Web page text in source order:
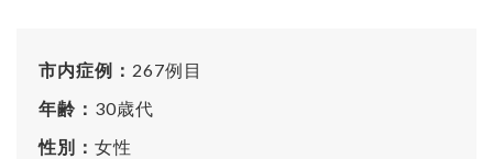
市内症例： 267例目
年齢： 30歳代
性別： 女性